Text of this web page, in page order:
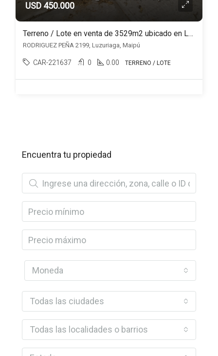
USD 450.000
Terreno / Lote en venta de 3529m2 ubicado en Luzuriaga
RODRIGUEZ PEÑA 2199, Luzuriaga, Maipú
CAR-221637 0 0.00 TERRENO / LOTE
Encuentra tu propiedad
Moneda
Todas las ciudades
Todas las localidades o barrios